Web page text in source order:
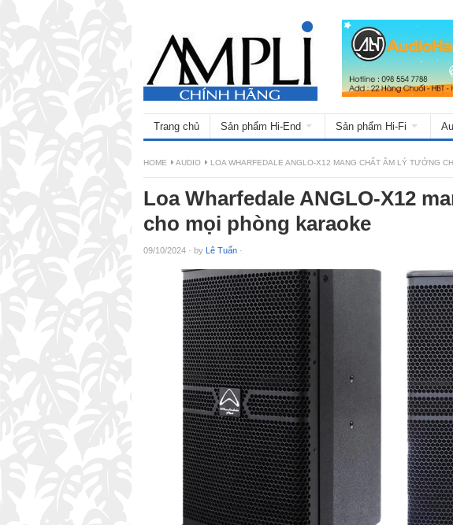
Trang chủ Sản phẩm Hi-End Sản phẩm Hi-Fi
HOME AUDIO LOA WHARFEDALE ANGLO-X12 MANG CHẤT ÂM LÝ TƯỞNG
Loa Wharfedale ANGLO-X12
cho mọi phòng karaoke
09/10/2024 · by Lê Tuấn ·